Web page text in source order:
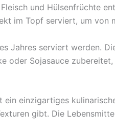
und Hülsenfrüchte
im Topf serviert, um von
Jahres serviert werden.
oder Sojasauce
einzigartiges
gibt. Die